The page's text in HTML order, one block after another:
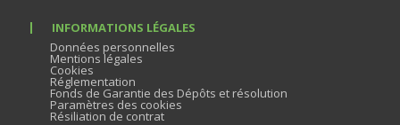
INFORMATIONS LÉGALES
Données personnelles
Mentions légales
Cookies
Réglementation
Fonds de Garantie des Dépôts et résolution
Paramètres des cookies
Résiliation de contrat